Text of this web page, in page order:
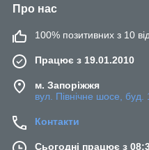
Про нас
100% позитивних з 10
Працює з 19.01.2010
м. Запоріжжя
вул. Північне шосе,
Контакти
Сьогодні працює з